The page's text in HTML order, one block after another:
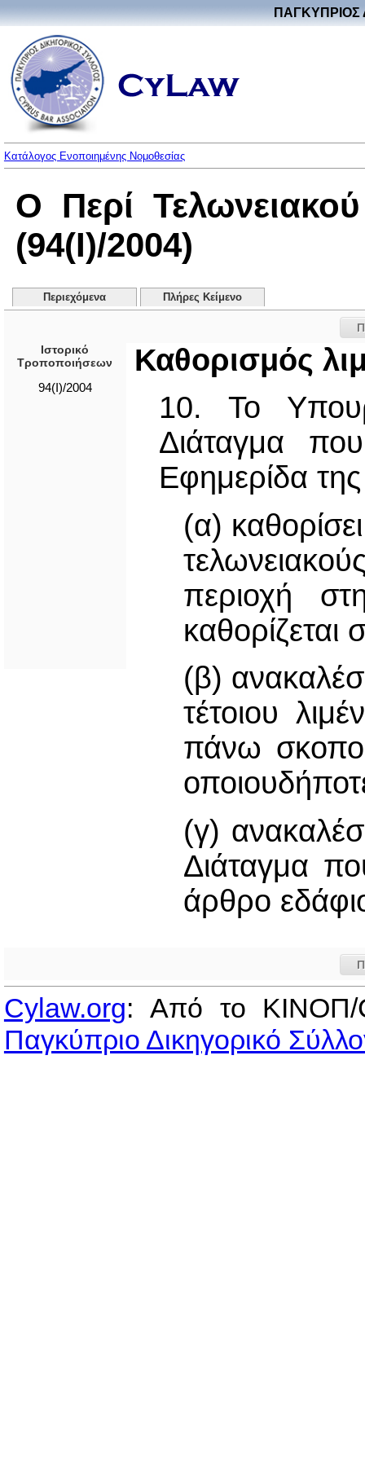
ΠΑΓΚΥΠΡΙΟΣ
Κατάλογος Ενοποιημένης Νομοθεσίας
Ο Περί
(94(I)/2004)
Περιεχόμενα Πλήρες Κείμενο
Ιστορικό
Τροποποιήσεων
94(I)/2004
Καθορισμός
10. Το
Διάταγμα
Εφημερίδα
(α)
περιοχή
καθορίζεται
(β)
τέτοιου
πάνω
(γ)
Διάταγμα
άρθρο
Cylaw.org: Από το
Παγκύπριο Δικηγορικό